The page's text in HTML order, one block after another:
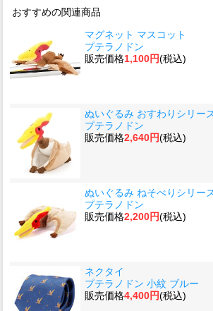
おすすめの関連商品
マグネット マスコット
プテラノドン
販売価格1,100円(税込)
ぬいぐるみ おすわりシリー
プテラノドン
販売価格2,640円(税込)
ぬいぐるみ ねそべりシリー
プテラノドン
販売価格2,200円(税込)
ネクタイ
プテラノドン 小紋 ブルー
販売価格4,400円(税込)